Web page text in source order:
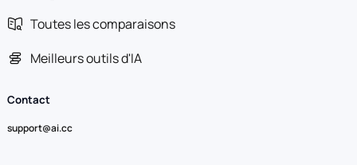
Toutes les comparaisons
Meilleurs outils d'IA
Contact
support@ai.cc